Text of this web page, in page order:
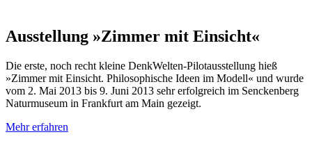
Ausstellung »Zimmer mit Einsicht«
Die erste, noch recht kleine DenkWelten-Pilotausstellung hieß
»Zimmer mit Einsicht. Philosophische Ideen im Modell« und wurde
vom 2. Mai 2013 bis 9. Juni 2013 sehr erfolgreich im Senckenberg
Naturmuseum in Frankfurt am Main gezeigt.
Mehr erfahren